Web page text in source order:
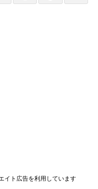
イト広告を利用しています